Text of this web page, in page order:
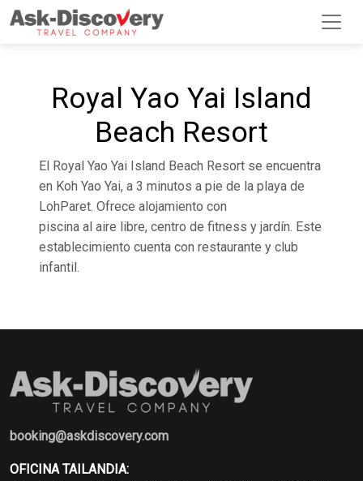
Royal Yao Yai Island
Beach Resort
El Royal Yao Yai Island Beach Resort se encuentra
en Koh Yao Yai, a 3 minutos a pie de la playa de
LohParet. Ofrece alojamiento con
piscina al aire libre, centro de fitness y jardín. Este
establecimiento cuenta con restaurante y club
infantil.
booking@askdiscovery.com
OFICINA TAILANDIA: